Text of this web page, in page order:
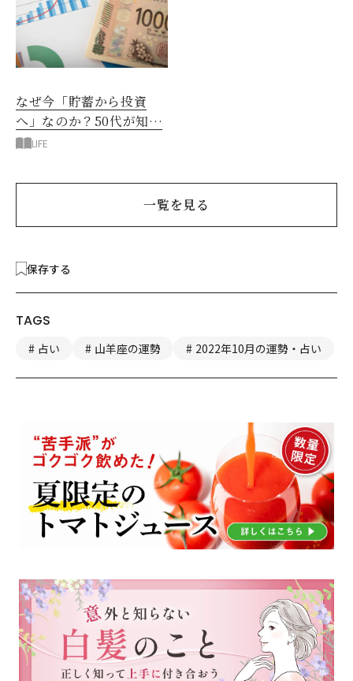
なぜ今「貯蓄から投資
へ」なのか？50代が知る
べきお金の新常識
LIFE
一覧を見る
保存する
TAGS
占い 山羊座の運勢 2022年10月の運勢・占い